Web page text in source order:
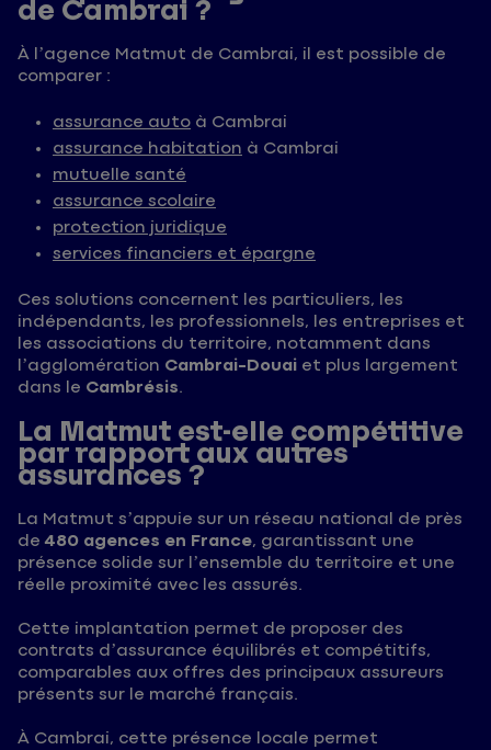
de Cambrai ?
À l’agence Matmut de Cambrai, il est possible de
comparer :
assurance auto à Cambrai
assurance habitation à Cambrai
mutuelle santé
assurance scolaire
protection juridique
services financiers et épargne
Ces solutions concernent les particuliers, les
indépendants, les professionnels, les entreprises et
les associations du territoire, notamment dans
l’agglomération Cambrai-Douai et plus largement
dans le Cambrésis.
La Matmut est-elle compétitive
par rapport aux autres
assurances ?
La Matmut s’appuie sur un réseau national de près
de480 agences en France, garantissant une
présence solide sur l’ensemble du territoire et une
réelle proximité avec les assurés.
Cette implantation permet de proposer des
contrats d’assurance équilibrés et compétitifs,
comparables aux offres des principaux assureurs
présents sur le marché français.
À Cambrai, cette présence locale permet